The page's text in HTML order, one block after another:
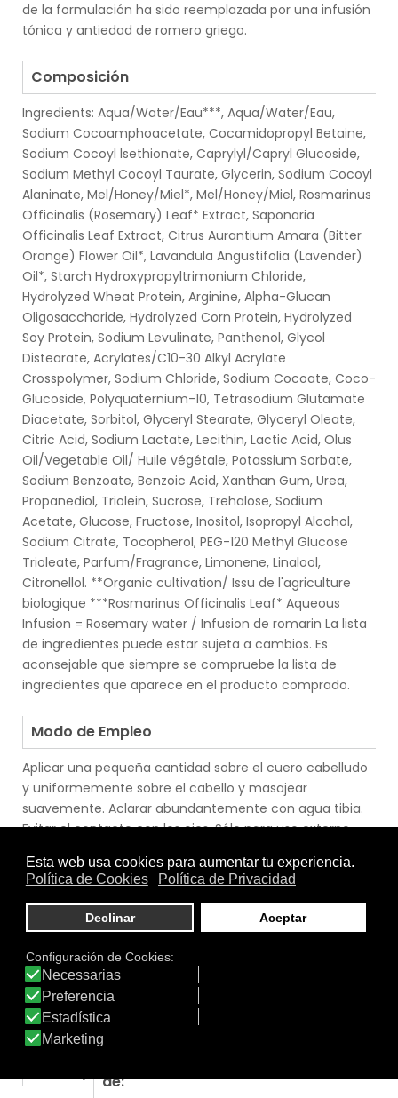
de la formulación ha sido reemplazada por una infusión
tónica y antiedad de romero griego.
Composición
Ingredients: Aqua/Water/Eau***, Aqua/Water/Eau,
Sodium Cocoamphoacetate, Cocamidopropyl Betaine,
Sodium Cocoyl lsethionate, Caprylyl/Capryl Glucoside,
Sodium Methyl Cocoyl Taurate, Glycerin, Sodium Cocoyl
Alaninate, Mel/Honey/Miel*, Mel/Honey/Miel, Rosmarinus
Officinalis (Rosemary) Leaf* Extract, Saponaria
Officinalis Leaf Extract, Citrus Aurantium Amara (Bitter
Orange) Flower Oil*, Lavandula Angustifolia (Lavender)
Oil*, Starch Hydroxypropyltrimonium Chloride,
Hydrolyzed Wheat Protein, Arginine, Alpha-Glucan
Oligosaccharide, Hydrolyzed Corn Protein, Hydrolyzed
Soy Protein, Sodium Levulinate, Panthenol, Glycol
Distearate, Acrylates/C10-30 Alkyl Acrylate
Crosspolymer, Sodium Chloride, Sodium Cocoate, Coco-
Glucoside, Polyquaternium-10, Tetrasodium Glutamate
Diacetate, Sorbitol, Glyceryl Stearate, Glyceryl Oleate,
Citric Acid, Sodium Lactate, Lecithin, Lactic Acid, Olus
Oil/Vegetable Oil/ Huile végétale, Potassium Sorbate,
Sodium Benzoate, Benzoic Acid, Xanthan Gum, Urea,
Propanediol, Triolein, Sucrose, Trehalose, Sodium
Acetate, Glucose, Fructose, Inositol, Isopropyl Alcohol,
Sodium Citrate, Tocopherol, PEG-120 Methyl Glucose
Trioleate, Parfum/Fragrance, Limonene, Linalool,
Citronellol. **Organic cultivation/ Issu de l'agriculture
biologique ***Rosmarinus Officinalis Leaf* Aqueous
Infusion = Rosemary water / Infusion de romarin La lista
de ingredientes puede estar sujeta a cambios. Es
aconsejable que siempre se compruebe la lista de
ingredientes que aparece en el producto comprado.
Modo de Empleo
Aplicar una pequeña cantidad sobre el cuero cabelludo
y uniformemente sobre el cabello y masajear
suavemente. Aclarar abundantemente con agua tibia.
Evitar el contacto con los ojos. Sólo para uso externo
Cabello|Cabello Seco|Mujer
Función
Champú|Remodelante
de: